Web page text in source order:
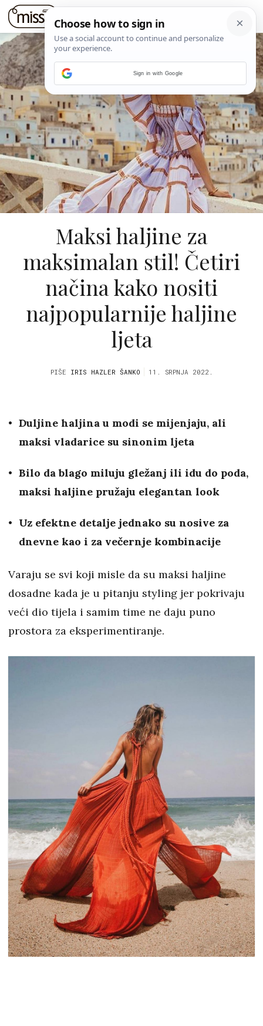
Maksi haljine za
maksimalan stil! Četiri
načina kako nositi
najpopularnije haljine
ljeta
PIŠE IRIS HAZLER ŠANKO 11. SRPNJA 2022.
Duljine haljina u modi se mijenjaju, ali
maksi vladarice su sinonim ljeta
Bilo da blago miluju gležanj ili idu do poda,
maksi haljine pružaju elegantan look
Uz efektne detalje jednako su nosive za
dnevne kao i za večernje kombinacije
Varaju se svi koji misle da su maksi haljine
dosadne kada je u pitanju styling jer pokrivaju
veći dio tijela i samim time ne daju puno
prostora za eksperimentiranje.
Sign in with Google